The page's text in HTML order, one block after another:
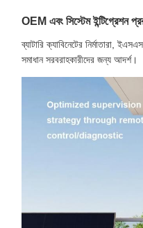
OEM এবং সিস্টেম ইন্টিগ্রেশন
ব্যাটারি ক্যাবিনেটের নির্মাতারা,
সমাধান সরবরাহকারীদের জন্য আদর্শ।